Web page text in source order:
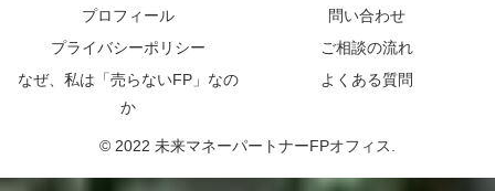
プロフィール
問い合わせ
プライバシーポリシー
ご相談の流れ
なぜ、私は「売らないFP」なの
か
よくある質問
© 2022 未来マネーパートナーFPオフィス.